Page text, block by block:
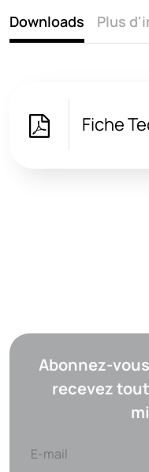
Downloads Plus
Fiche
Abonnez-
recevez